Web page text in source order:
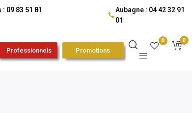
09 83 51 81
Aubagne : 04 42 32 91
01
Professionnels Promotions
0 0